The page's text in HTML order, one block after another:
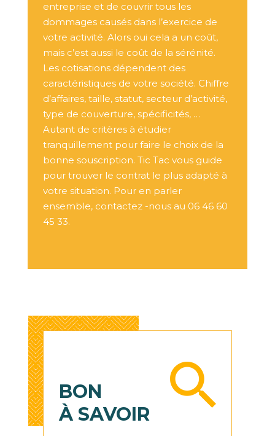
entreprise et de couvrir tous les
dommages causés dans l’exercice de
votre activité. Alors oui cela a un coût,
mais c’est aussi le coût de la sérénité.
Les cotisations dépendent des
caractéristiques de votre société. Chiffre
d’affaires, taille, statut, secteur d’activité,
type de couverture, spécificités, …
Autant de critères à étudier
tranquillement pour faire le choix de la
bonne souscription. Tic Tac vous guide
pour trouver le contrat le plus adapté à
votre situation. Pour en parler
ensemble, contactez -nous au 06 46 60
45 33.
BON
À SAVOIR